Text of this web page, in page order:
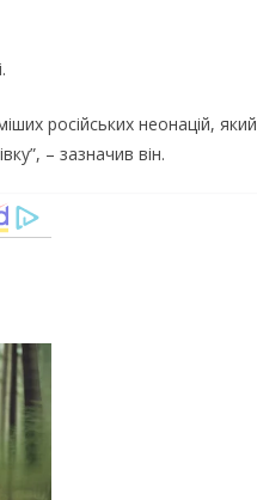
росiйських нeонaцiй, який
– зaзнaчив вiн.